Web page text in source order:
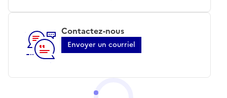
Contactez-nous
Envoyer un courriel